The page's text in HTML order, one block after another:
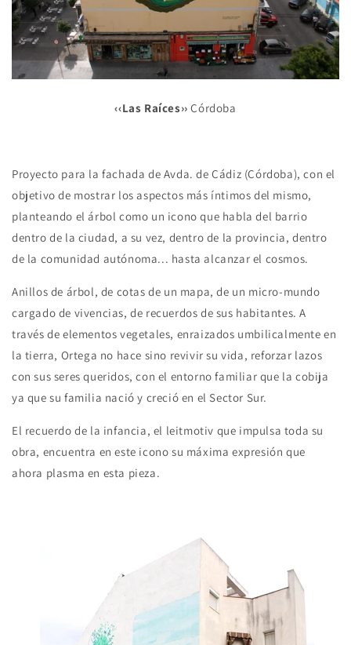
‹‹Las Raíces››Córdoba
Proyecto para la fachada de Avda. de Cádiz (Córdoba), con el
objetivo de mostrar los aspectos más íntimos del mismo,
planteando el árbol como un icono que habla del barrio
dentro de la ciudad, a su vez, dentro de la provincia, dentro
de la comunidad autónoma... hasta alcanzar el cosmos.
Anillos de árbol, de cotas de un mapa, de un micro-mundo
cargado de vivencias, de recuerdos de sus habitantes. A
través de elementos vegetales, enraizados umbilicalmente en
la tierra, Ortega no hace sino revivir su vida, reforzar lazos
con sus seres queridos, con el entorno familiar que la cobija
ya que su familia nació y creció en el Sector Sur.
El recuerdo de la infancia, el leitmotiv que impulsa toda su
obra, encuentra en este icono su máxima expresión que
ahora plasma en esta pieza.